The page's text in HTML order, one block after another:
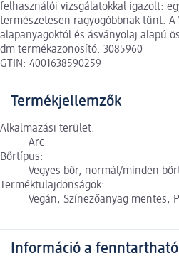
felhasználói vizsgálatokkal igazolt:
természetesen ragyogóbbnak tűnt.
alapanyagoktól és ásványolaj alapú
dm termékazonosító: 3085960
GTIN: 4001638590259
Termékjellemzők
Alkalmazási terület:
Arc
Bőrtípus:
Vegyes bőr, normál/minden
Terméktulajdonságok:
Vegán, Színezőanyag mentes,
Információ a